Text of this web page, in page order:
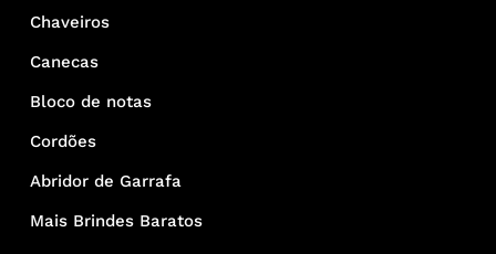
Chaveiros
Canecas
Bloco de notas
Cordões
Abridor de Garrafa
Mais Brindes Baratos